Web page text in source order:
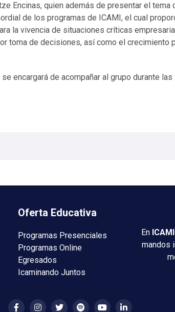
Encinas, quien además de presentar el tema
de los programas de ICAMI, el cual
la vivencia de situaciones críticas
toma de decisiones, así como el crecimiento
encargará de acompañar al grupo durante las
Oferta Educativa
Programas Presenciales
Programas Online
Egresados
Icaminando Juntos
En ICAMI
mandos